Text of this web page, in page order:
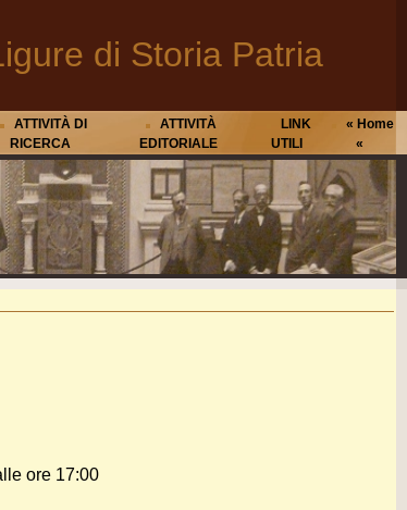
di Storia Patria
ATTIVITÀ DI
RICERCA
ATTIVITÀ
EDITORIALE
LINK
UTILI
« Home
«
ore 17:00